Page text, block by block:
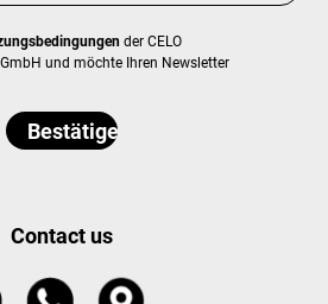
der CELO
und möchte Ihren Newsletter
Contact us